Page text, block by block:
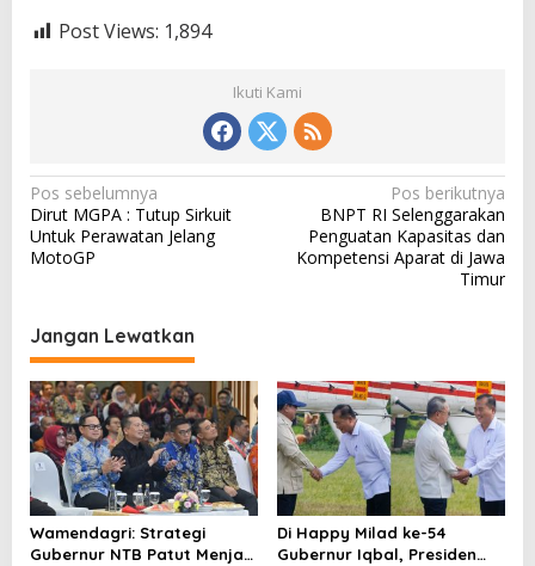
Post Views: 1,894
Ikuti Kami
N
a
v
g
a
s
i
p
o
s
Pos sebelumnya
Dirut MGPA : Tutup Sirkuit
Untuk Perawatan Jelang
MotoGP
Pos berikutnya
BNPT RI Selenggarakan
Penguatan Kapasitas dan
Kompetensi Aparat di Jawa
Timur
Jangan Lewatkan
Wamendagri: Strategi
Gubernur NTB Patut Menjadi
Di Happy Milad ke-54
Gubernur Iqbal, Presiden